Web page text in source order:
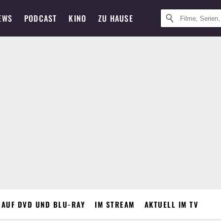
PODCAST KINO ZU HAUSE
DVD UND BLU-RAY IM STREAM AKTUELL IM TV